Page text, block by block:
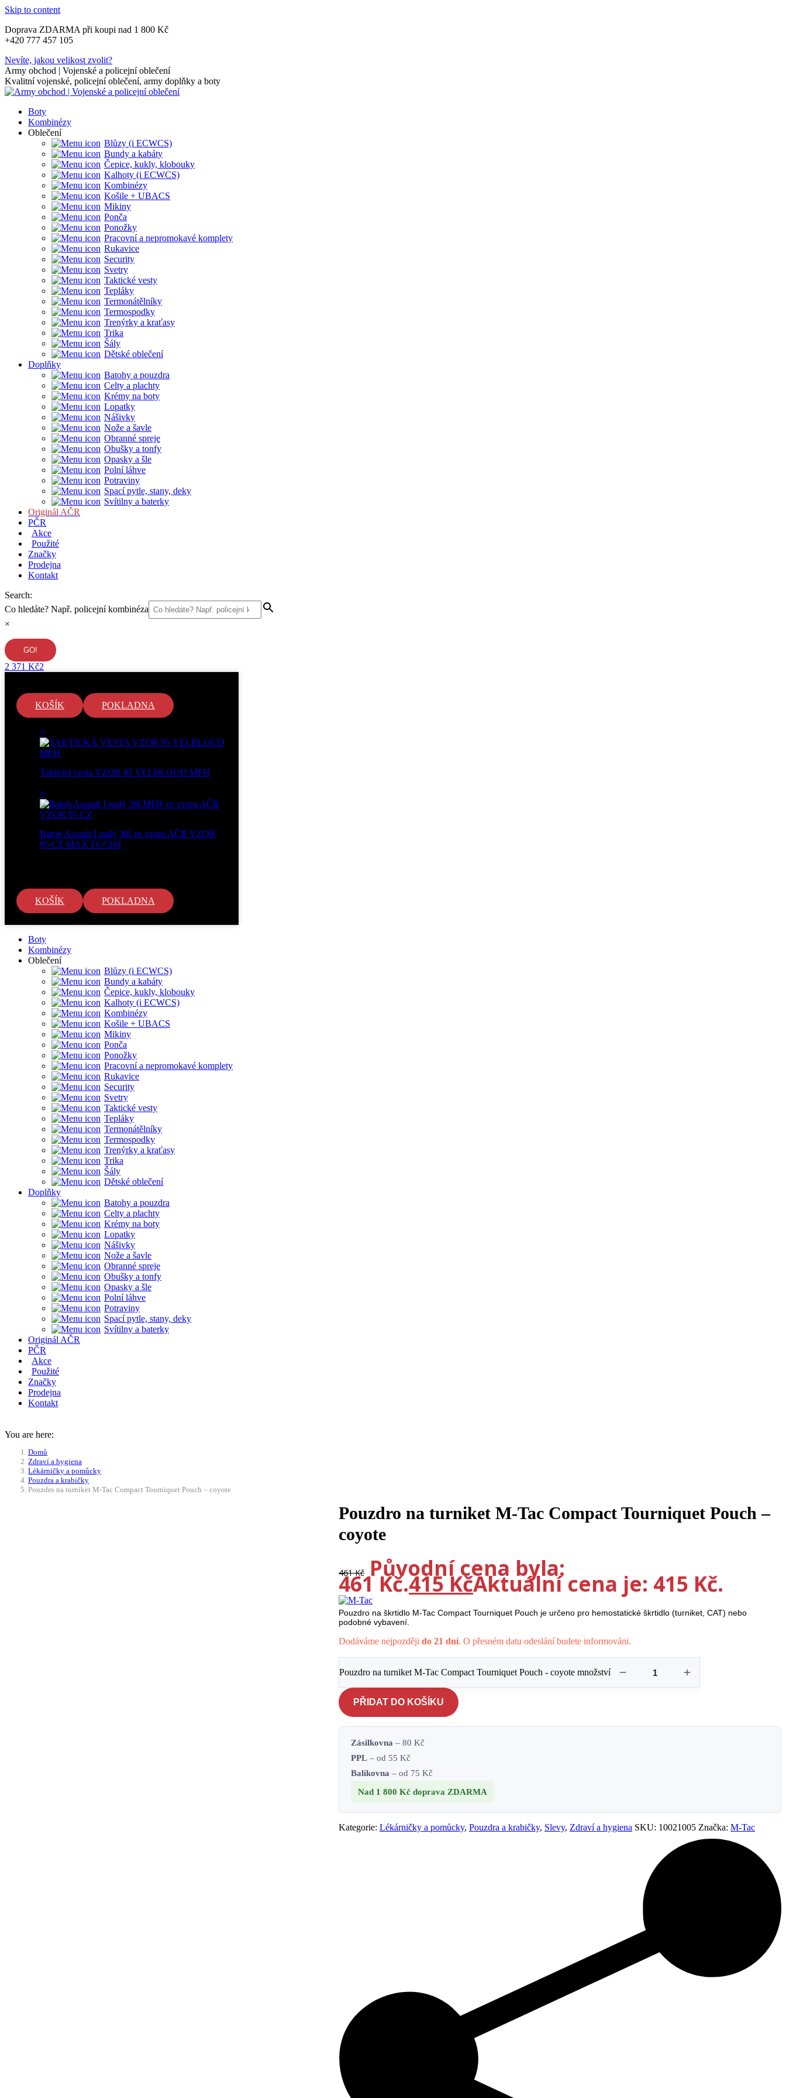
Skip to content
Doprava ZDARMA při koupi nad 1 800 Kč
+420 777 457 105
Nevíte, jakou velikost zvolit?
Army obchod | Vojenské a policejní oblečení
Kvalitní vojenské, policejní oblečení, army doplňky a boty
Boty
Kombinézy
Oblečení
Blůzy (i ECWCS)
Bundy a kabáty
Čepice, kukly, klobouky
Kalhoty (i ECWCS)
Kombinézy
Košile + UBACS
Mikiny
Ponča
Ponožky
Pracovní a nepromokavé komplety
Rukavice
Security
Svetry
Taktické vesty
Tepláky
Termonátělníky
Termospodky
Trenýrky a kraťasy
Trika
Šály
Dětské oblečení
Doplňky
Batohy a pouzdra
Celty a plachty
Krémy na boty
Lopatky
Nášivky
Nože a šavle
Obranné spreje
Obušky a tonfy
Opasky a šle
Polní láhve
Potraviny
Spací pytle, stany, deky
Svítilny a baterky
Originál AČR
PČR
Akce
Použité
Značky
Prodejna
Kontakt
Search:
Co hledáte? Např. policejní kombinéza
×
2 371 Kč2
KOŠÍK POKLADNA
×
Taktická vesta VZOR 95 VELBLOUD MFH
×
Batoh Assault I malý 30l ve vzoru AČR VZOR
95 CZ MAX FUCHS
KOŠÍK POKLADNA
Boty
Kombinézy
Oblečení
Blůzy (i ECWCS)
Bundy a kabáty
Čepice, kukly, klobouky
Kalhoty (i ECWCS)
Kombinézy
Košile + UBACS
Mikiny
Ponča
Ponožky
Pracovní a nepromokavé komplety
Rukavice
Security
Svetry
Taktické vesty
Tepláky
Termonátělníky
Termospodky
Trenýrky a kraťasy
Trika
Šály
Dětské oblečení
Doplňky
Batohy a pouzdra
Celty a plachty
Krémy na boty
Lopatky
Nášivky
Nože a šavle
Obranné spreje
Obušky a tonfy
Opasky a šle
Polní láhve
Potraviny
Spací pytle, stany, deky
Svítilny a baterky
Originál AČR
PČR
Akce
Použité
Značky
Prodejna
Kontakt
You are here:
Domů
Zdraví a hygiena
Lékárničky a pomůcky
Pouzdra a krabičky
Pouzdro na turniket M-Tac Compact Tourniquet Pouch – coyote
Pouzdro na turniket M-Tac Compact Tourniquet Pouch –
coyote
461Kč Původní cena byla:
461 Kč.415KčAktuální cena je: 415 Kč.
Pouzdro na škrtidlo M-Tac Compact Tourniquet Pouch je určeno pro hemostatické škrtidlo (turniket, CAT) nebo
podobné vybavení.
Dodáváme nejpozdějido 21 dní. O přesném datu odeslání budete informováni.
Pouzdro na turniket M-Tac Compact Tourniquet Pouch - coyote množství
PŘIDAT DO KOŠÍKU
Zásilkovna – 80 Kč
PPL – od 55 Kč
Balíkovna – od 75 Kč
Nad 1 800 Kčdoprava ZDARMA
Kategorie:Lékárničky a pomůcky,Pouzdra a krabičky, Slevy, Zdraví a hygiena SKU: 10021005 Značka:M-Tac